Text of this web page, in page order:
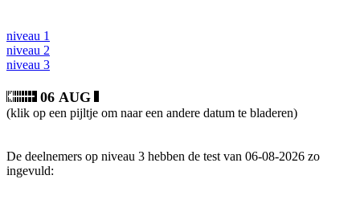
niveau 1
niveau 2
niveau 3
06 AUG
(klik op een pijltje om naar een andere datum te bladeren)
De deelnemers op niveau 3 hebben de test van 06-08-2026 zo
ingevuld: